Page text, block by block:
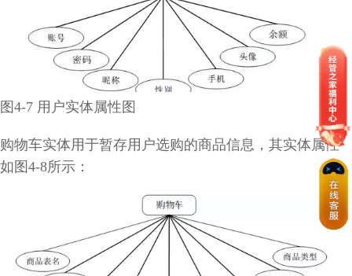
图4-7 用户实体属性图
购物车实体用于暂存用户选购的商品信息，其实体属性
如图4-8所示：